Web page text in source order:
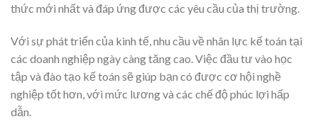
thức mới nhất và đáp ứng được các yêu cầu của thị trường.
Với sự phát triển của kinh tế, nhu cầu về nhân lực kế toán tại
các doanh nghiệp ngày càng tăng cao. Việc đầu tư vào học
tập và đào tạo kế toán sẽ giúp bạn có được cơ hội nghề
nghiệp tốt hơn, với mức lương và các chế độ phúc lợi hấp
dẫn.